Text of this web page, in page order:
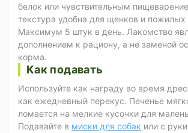
белок или чувствительным
текстура удобна для щенков и пожилых
Максимум 5 штук в день. Лакомство
дополнением к рациону, а не заменой
корма.
Как подавать
Используйте как награду во время
как ежедневный перекус. Печенье
ломается на мелкие кусочки для
Подавайте в миски для собак или с